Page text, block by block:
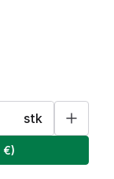
stk
€)